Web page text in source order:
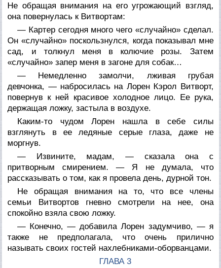
Не обращая внимания на его угрожающий взгляд,
она повернулась к Витвортам:
— Картер сегодня много чего «случайно» сделал.
Он «случайно» поскользнулся, когда показывал мне
сад, и толкнул меня в колючие розы. Затем
«случайно» запер меня в загоне для собак…
— Немедленно замолчи, лживая грубая
девчонка, — набросилась на Лорен Кэрол Витворт,
повернув к ней красивое холодное лицо. Ее рука,
держащая ложку, застыла в воздухе.
Каким-то чудом Лорен нашла в себе силы
взглянуть в ее ледяные серые глаза, даже не
моргнув.
— Извините, мадам, — сказала она с
притворным смирением. — Я не думала, что
рассказывать о том, как я провела день, дурной тон.
Не обращая внимания на то, что все члены
семьи Витвортов гневно смотрели на нее, она
спокойно взяла свою ложку.
— Конечно, — добавила Лорен задумчиво, — я
также не предполагала, что очень прилично
называть своих гостей нахлебниками-оборванцами.
ГЛАВА 3